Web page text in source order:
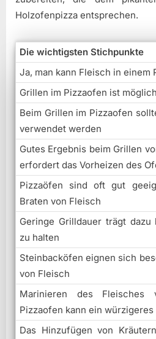
Holzofenpizza entsprechen.
Die wichtigsten Stichpunkte
Ja, man kann Fleisch in einem
Grillen im Pizzaofen ist möglich
Beim Grillen im Pizzaofen
verwendet werden
Gutes Ergebnis beim Grillen
erfordert das Vorheizen des
Pizzaöfen sind oft gut
Braten von Fleisch
Geringe Grilldauer trägt
zu halten
Steinbacköfen eignen sich
von Fleisch
Marinieren des
Pizzaofen kann ein
Das Hinzufügen von